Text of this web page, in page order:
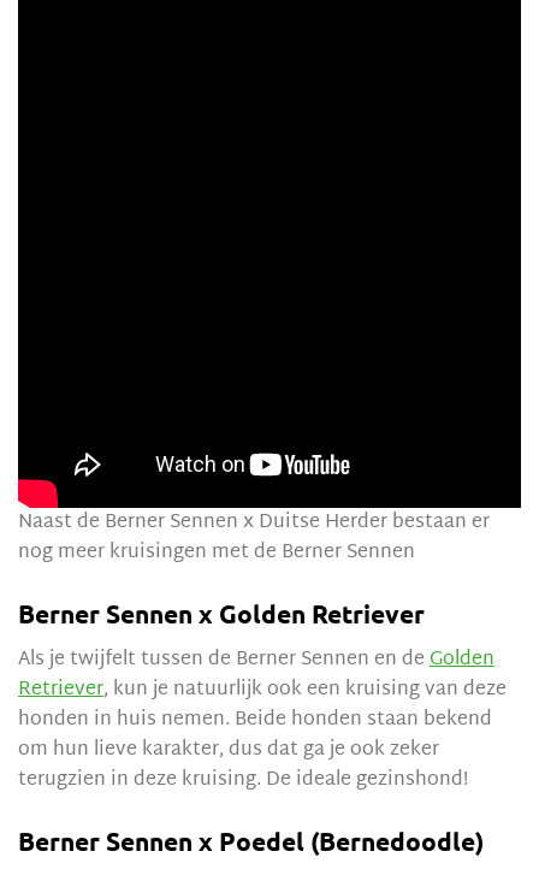
Naast de Berner Sennen x Duitse Herder bestaan er
nog meer kruisingen met de Berner Sennen
Berner Sennen x Golden Retriever
Als je twijfelt tussen de Berner Sennen en deGolden
Retriever, kun je natuurlijk ook een kruising van deze
honden in huis nemen. Beide honden staan bekend
om hun lieve karakter, dus dat ga je ook zeker
terugzien in deze kruising. De ideale gezinshond!
Berner Sennen x Poedel (Bernedoodle)